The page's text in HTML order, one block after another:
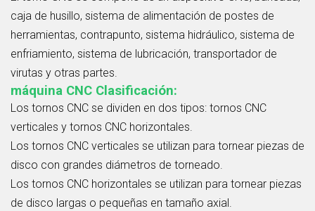
caja de husillo, sistema de alimentación de postes de
herramientas, contrapunto, sistema hidráulico, sistema de
enfriamiento, sistema de lubricación, transportador de
virutas y otras partes.
máquina CNC Clasificación:
Los tornos CNC se dividen en dos tipos: tornos CNC
verticales y tornos CNC horizontales.
Los tornos CNC verticales se utilizan para tornear piezas de
disco con grandes diámetros de torneado.
Los tornos CNC horizontales se utilizan para tornear piezas
de disco largas o pequeñas en tamaño axial.